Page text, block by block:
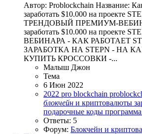
Автор: Problockchain Название:
заработать $10.000 на проекте
ТРЕНДОВЫЙ ПРЕМИУМ-
заработать $10.000 на проекте
ВЕБИНАРА - КАК РАБОТАЕТ
ЗАРАБОТКА НА STEPN - НА
КУПИТЬ КРОССОВКИ -...
Малыш Джон
Тема
6 Июн 2022
2022 pro blockchain
блокчейн и криптовалюты
подарочные коды
Ответы: 5
Форум: Блокчейн и